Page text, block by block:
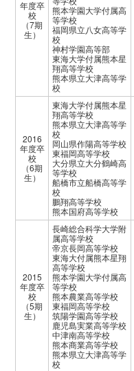
年度卒
校
（7期
生）
熊本学園大学付属高
等学校
福岡県立八女高等学
校
神村学園高等部
東海大学付属熊本星
翔高等学校
熊本県立大津高等学
校
2016
年度卒
校
（6期
生）
東海大学付属熊本星
翔高等学校
熊本県立大津高等学
校
岡山県作陽高等学校
東福岡高等学校
大分県立大分鶴崎高
等学校
船橋市立船橋高等学
校
鵬翔高等学校
熊本国府高等学校
2015
年度卒
校
（5期
生）
長崎総合科学大学附
属高等学校
帝京長岡高等学校
東海大付属熊本星翔
高等学校
熊本学園大学付属高
等学校
熊本農業高等学校
東福岡高等学校
筑陽学園高等学校
鹿児島実業高等学校
中津南高等学校
熊本商業高等学校
熊本県立大津高等学
校